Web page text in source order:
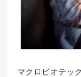
マクロビオテッ